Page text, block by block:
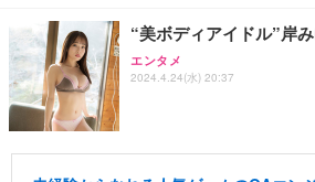
“美ボディアイドル”岸
エンタメ
2024.4.24(水) 20:37